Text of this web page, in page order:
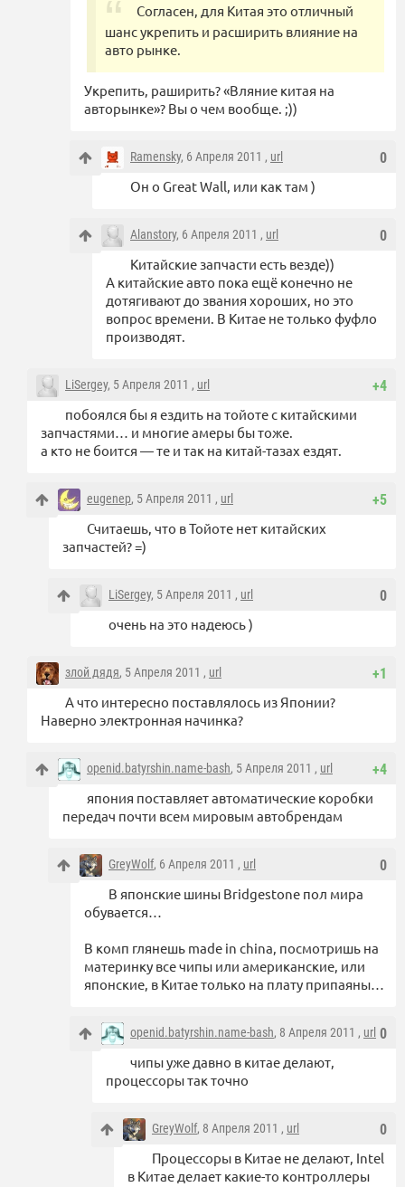
Согласен, для Китая это отличный
шанс укрепить и расширить влияние на
авто рынке.
Укрепить, раширить? «Вляние китая на
авторынке»? Вы о чем вообще. ;))
0
Ramensky, 6 Апреля 2011 , url
Он о Great Wall, или как там )
0
Alanstory, 6 Апреля 2011 , url
Китайские запчасти есть везде))
А китайские авто пока ещё конечно не
дотягивают до звания хороших, но это
вопрос времени. В Китае не только фуфло
производят.
+4
LiSergey, 5 Апреля 2011 , url
побоялся бы я ездить на тойоте с китайскими
запчастями… и многие амеры бы тоже.
а кто не боится — те и так на китай-тазах ездят.
+5
eugenep, 5 Апреля 2011 , url
Считаешь, что в Тойоте нет китайских
запчастей? =)
0
LiSergey, 5 Апреля 2011 , url
очень на это надеюсь )
+1
злой дядя, 5 Апреля 2011 , url
А что интересно поставлялось из Японии?
Наверно электронная начинка?
+4
openid.batyrshin.name-bash, 5 Апреля 2011 , url
япония поставляет автоматические коробки
передач почти всем мировым автобрендам
0
GreyWolf, 6 Апреля 2011 , url
В японские шины Bridgestone пол мира
обувается…
В комп глянешь made in china, посмотришь на
материнку все чипы или американские, или
японские, в Китае только на плату припаяны…
0
openid.batyrshin.name-bash, 8 Апреля 2011 , url
чипы уже давно в китае делают,
процессоры так точно
0
GreyWolf, 8 Апреля 2011 , url
Процессоры в Китае не делают, Intel
в Китае делает какие-то контроллеры